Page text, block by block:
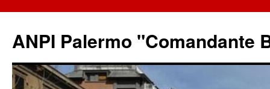
ANPI Palermo "Comandante